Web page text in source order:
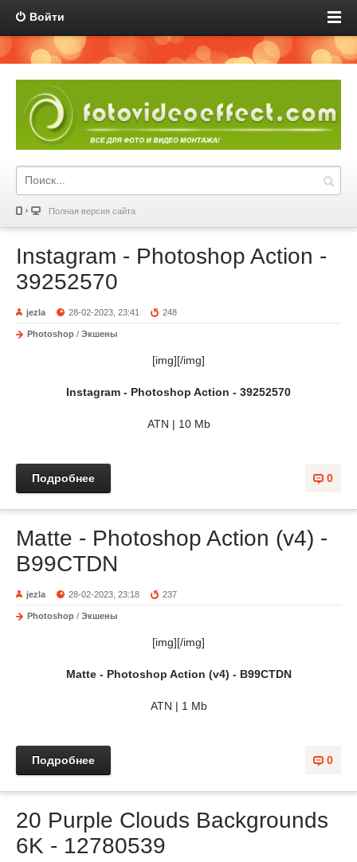
Войти
Полная версия сайта
Instagram - Photoshop Action -
39252570
jezla 28-02-2023, 23:41 248
Photoshop / Экшены
[img][/img]
Instagram - Photoshop Action - 39252570
ATN | 10 Mb
0
Подробнее
Matte - Photoshop Action (v4) -
B99CTDN
jezla 28-02-2023, 23:18 237
Photoshop / Экшены
[img][/img]
Matte - Photoshop Action (v4) - B99CTDN
ATN | 1 Mb
0
Подробнее
20 Purple Clouds Backgrounds
6K - 12780539